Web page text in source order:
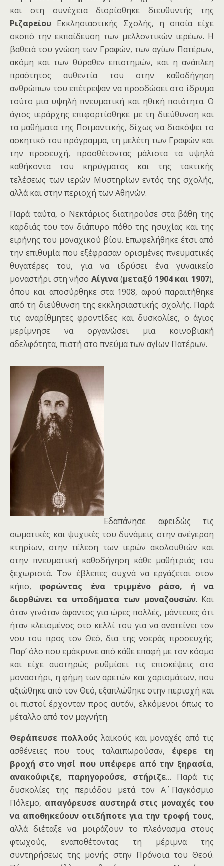
και στη συνέχεια διορίσθηκε διευθυντής της
Ριζαρείου Εκκλησιαστικής Σχολής, η οποία είχε
σκοπό την εκπαίδευση των μελλοντικών ιερέων. Η
βαθειά του γνώση των Γραφών, των αγίων Πατέρων,
ακόμη και των θύραθεν επιστημών, και η ανάπλεη
πραότητος αυθεντία του στην καθοδήγηση
ανθρώπων του επέτρεψαν να προσδώσει στο ίδρυμα
τούτο μια υψηλή πνευματική και ηθική ποιότητα. Ο
άγιος ιεράρχης επιφορτίσθηκε με τη διεύθυνση και
τα μαθήματα της Ποιμαντικής, δίχως να διακόψει το
ασκητικό του πρόγραμμα, τη μελέτη των Γραφών και
την προσευχή, προσθέτοντας μάλιστα τα υψηλά
καθήκοντα του κηρύγματος και της τακτικής
τελέσεως των ιερών Μυστηρίων εντός της σχολής,
αλλά και στην περιοχή των Αθηνών.
Παρά ταύτα, ο Νεκτάριος διατηρούσε στα βάθη της
καρδιάς του τον διάπυρο πόθο της ησυχίας και της
ειρήνης του μοναχικού βίου. Επωφελήθηκε έτσι από
την επιθυμία που εξέφρασαν ορισμένες πνευματικές
θυγατέρες του, για να ιδρύσει ένα γυναικείο
μοναστήρι στη νήσο Αίγινα(μεταξύ 1904 και 1907),
όπου και αποσύρθηκε στα 1908, αφού παραιτήθηκε
από τη διεύθυνση της εκκλησιαστικής σχολής. Παρά
τις αναρίθμητες φροντίδες και δυσκολίες, ο άγιος
μερίμνησε να οργανώσει μια κοινοβιακή
αδελφότητα, πιστή στο πνεύμα των αγίων Πατέρων.
Εδαπάνησε αφειδώς τις
σωματικές και ψυχικές του δυνάμεις στην ανέγερση
κτηρίων, στην τέλεση των ιερών ακολουθιών και
στην πνευματική καθοδήγηση κάθε μαθήτριάς του
ξεχωριστά. Τον έβλεπες συχνά να εργάζεται στον
κήπο, φορώντας ένα τριμμένο ράσο, ή να
διορθώνει τα υποδήματα των μοναζουσών. Και
όταν γινόταν άφαντος για ώρες πολλές, μάντευες ότι
ήταν κλεισμένος στο κελλί του για να ανατείνει τον
νου του προς τον Θεό, δια της νοεράς προσευχής.
Παρ’ όλο που εμάκρυνε από κάθε επαφή με τον κόσμο
και είχε αυστηρώς ρυθμίσει τις επισκέψεις στο
μοναστήρι, η φήμη των αρετών και χαρισμάτων, που
αξιώθηκε από τον Θεό, εξαπλώθηκε στην περιοχή και
οι πιστοί έρχονταν προς αυτόν, ελκόμενοι όπως το
μέταλλο από τον μαγνήτη.
Θεράπευσε πολλούς λαϊκούς και μοναχές από τις
ασθένειες που τους ταλαιπωρούσαν, έφερε τη
βροχή στο νησί που υπέφερε από την ξηρασία,
ανακούφιζε, παρηγορούσε, στήριζε… Παρά τις
δυσκολίες της περιόδου μετά τον Α΄ Παγκόσμιο
Πόλεμο, απαγόρευσε αυστηρά στις μοναχές του
να αποθηκεύουν οτιδήποτε για την τροφή τους,
αλλά διέταξε να μοιράζουν το πλεόνασμα στους
φτωχούς, εναποθέτοντας τη μέριμνα της
συντηρήσεως της μονής στην Πρόνοια του Θεού.